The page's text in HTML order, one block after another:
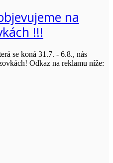
na
!!!
se koná 31.7. - 6.8., nás
Odkaz na reklamu níže: